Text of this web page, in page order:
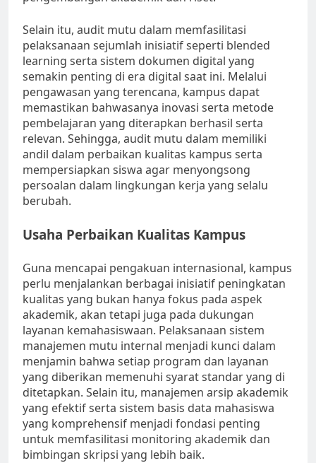
Selain itu, audit mutu dalam memfasilitasi
pelaksanaan sejumlah inisiatif seperti blended
learning serta sistem dokumen digital yang
semakin penting di era digital saat ini. Melalui
pengawasan yang terencana, kampus dapat
memastikan bahwasanya inovasi serta metode
pembelajaran yang diterapkan berhasil serta
relevan. Sehingga, audit mutu dalam memiliki
andil dalam perbaikan kualitas kampus serta
mempersiapkan siswa agar menyongsong
persoalan dalam lingkungan kerja yang selalu
berubah.
Usaha Perbaikan Kualitas Kampus
Guna mencapai pengakuan internasional, kampus
perlu menjalankan berbagai inisiatif peningkatan
kualitas yang bukan hanya fokus pada aspek
akademik, akan tetapi juga pada dukungan
layanan kemahasiswaan. Pelaksanaan sistem
manajemen mutu internal menjadi kunci dalam
menjamin bahwa setiap program dan layanan
yang diberikan memenuhi syarat standar yang di
ditetapkan. Selain itu, manajemen arsip akademik
yang efektif serta sistem basis data mahasiswa
yang komprehensif menjadi fondasi penting
untuk memfasilitasi monitoring akademik dan
bimbingan skripsi yang lebih baik.